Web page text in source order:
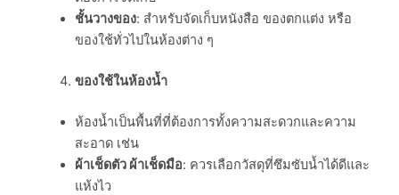
ชั้นวางของ: สำหรับจัดเก็บหนังสือ ของตกแต่ง หรือ
ของใช้ทั่วไปในห้องต่าง ๆ
ของใช้ในห้องน้ำ
ห้องน้ำเป็นพื้นที่ที่ต้องการทั้งความสะดวกและความ
สะอาด เช่น
ผ้าเช็ดตัว ผ้าเช็ดมือ: ควรเลือกวัสดุที่ซึมซับน้ำได้ดีและ
แห้งไว